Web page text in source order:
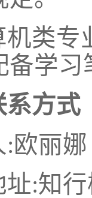
机类专
备学习
系方式
: 欧丽娜
址:知行